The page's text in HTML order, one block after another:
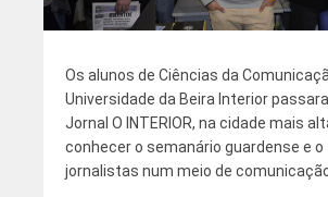
Os alunos de Ciências da
Universidade da Beira Interior
Jornal O INTERIOR, na cidade mais
conhecer o semanário guardense e
jornalistas num meio de